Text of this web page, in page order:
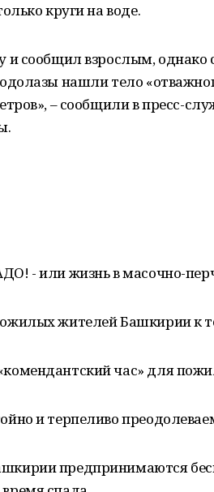
круги на воде.
и сообщил взрослым,
нашли тело
– сообщили в пресс-
- или жизнь в масочно-
жителей Башкирии к
час» для
и терпеливо
предпринимаются